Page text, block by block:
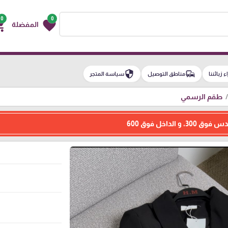
0
favorite المفضلة
0
زبائننا commuteمناطق التوصيل securityسياسة المتجر
طقم الرسمي
فوق 600